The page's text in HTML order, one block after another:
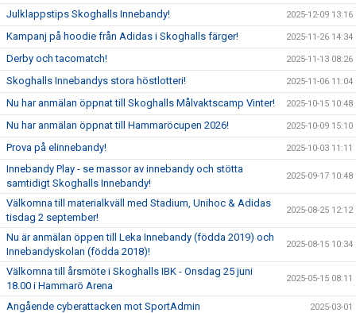
Julklappstips Skoghalls Innebandy! 2025-12-09 13:16
Kampanj på hoodie från Adidas i Skoghalls färger! 2025-11-26 14:34
Derby och tacomatch! 2025-11-13 08:26
Skoghalls Innebandys stora höstlotteri! 2025-11-06 11:04
Nu har anmälan öppnat till Skoghalls Målvaktscamp Vinter! 2025-10-15 10:48
Nu har anmälan öppnat till Hammaröcupen 2026! 2025-10-09 15:10
Prova på elinnebandy! 2025-10-03 11:11
Innebandy Play - se massor av innebandy och stötta
samtidigt Skoghalls Innebandy!
2025-09-17 10:48
Välkomna till materialkväll med Stadium, Unihoc & Adidas
tisdag 2 september!
2025-08-25 12:12
Nu är anmälan öppen till Leka Innebandy (födda 2019) och
Innebandyskolan (födda 2018)!
2025-08-15 10:34
Välkomna till årsmöte i Skoghalls IBK - Onsdag 25 juni
18.00 i Hammarö Arena
2025-05-15 08:11
Angående cyberattacken mot SportAdmin 2025-03-01